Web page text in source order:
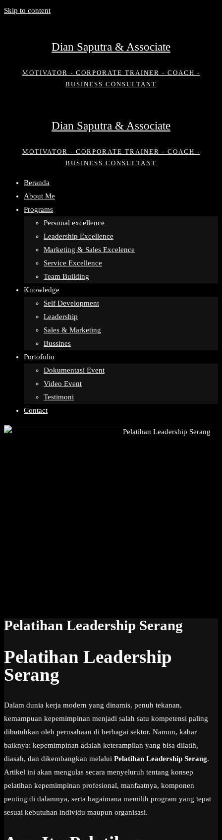
Skip to content
Dian Saputra & Associate
MOTIVATOR - CORPORATE TRAINER - COACH -
BUSINESS CONSULTANT
Dian Saputra & Associate
MOTIVATOR - CORPORATE TRAINER - COACH -
BUSINESS CONSULTANT
Beranda
About Me
Programs
Personal excellence
Leadership Excellence
Marketing & Sales Excelence
Service Excellence
Team Building
Knowledge
Self Development
Leadership
Sales & Marketing
Bussines
Portofolio
Dokumentasi Event
Video Event
Testimoni
Contact
Pelatihan Leadership Serang
Pelatihan Leadership
Serang
Dalam dunia kerja modern yang dinamis, penuh tekanan,
kemampuan kepemimpinan menjadi salah satu kompetensi paling
dibutuhkan oleh perusahaan di berbagai sektor. Namun, kabar
baiknya: kepemimpinan adalah keterampilan yang bisa dilatih,
diasah, dan dikembangkan melalui Pelatihan Leadership Serang.
Artikel ini akan mengulas secara menyeluruh tentang konsep
pelatihan kepemimpinan profesional, manfaatnya, komponen
penting di dalamnya, serta bagaimana memilih program yang tepat
sesuai kebutuhan individu maupun organisasi.